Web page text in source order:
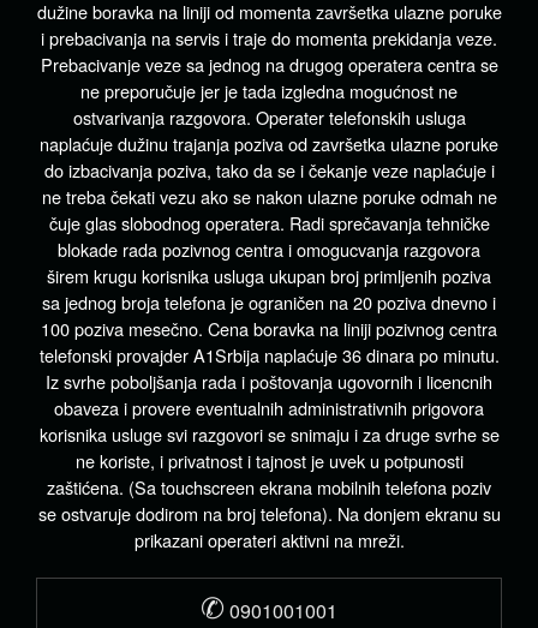
dužine boravka na liniji od momenta završetka ulazne poruke
i prebacivanja na servis i traje do momenta prekidanja veze.
Prebacivanje veze sa jednog na drugog operatera centra se
ne preporučuje jer je tada izgledna mogućnost ne
ostvarivanja razgovora. Operater telefonskih usluga
naplaćuje dužinu trajanja poziva od završetka ulazne poruke
do izbacivanja poziva, tako da se i čekanje veze naplaćuje i
ne treba čekati vezu ako se nakon ulazne poruke odmah ne
čuje glas slobodnog operatera. Radi sprečavanja tehničke
blokade rada pozivnog centra i omogucvanja razgovora
širem krugu korisnika usluga ukupan broj primljenih poziva
sa jednog broja telefona je ograničen na 20 poziva dnevno i
100 poziva mesečno. Cena boravka na liniji pozivnog centra
telefonski provajder A1Srbija naplaćuje 36 dinara po minutu.
Iz svrhe poboljšanja rada i poštovanja ugovornih i licencnih
obaveza i provere eventualnih administrativnih prigovora
korisnika usluge svi razgovori se snimaju i za druge svrhe se
ne koriste, i privatnost i tajnost je uvek u potpunosti
zaštićena. (Sa touchscreen ekrana mobilnih telefona poziv
se ostvaruje dodirom na broj telefona). Na donjem ekranu su
prikazani operateri aktivni na mreži.
✆ 0901001001